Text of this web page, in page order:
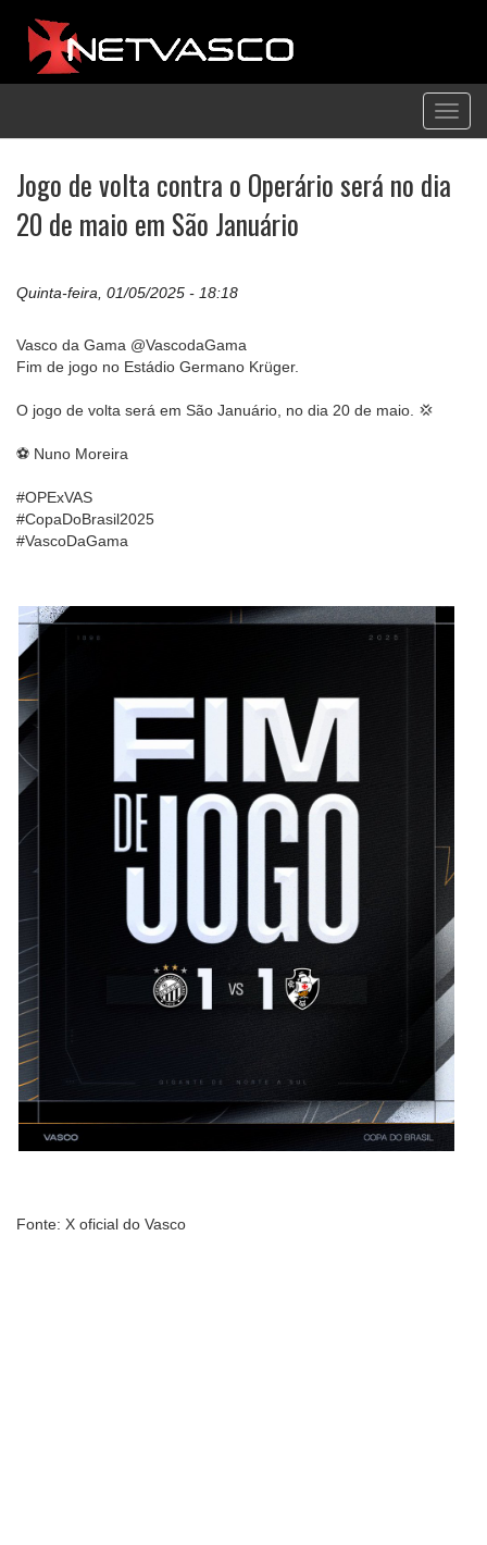
Jogo de volta contra o Operário será no dia
20 de maio em São Januário
Quinta-feira, 01/05/2025 - 18:18
Vasco da Gama @VascodaGama
Fim de jogo no Estádio Germano Krüger.
O jogo de volta será em São Januário, no dia 20 de maio. 💢
⚽ Nuno Moreira
#OPExVAS
#CopaDoBrasil2025
#VascoDaGama
Fonte: X oficial do Vasco